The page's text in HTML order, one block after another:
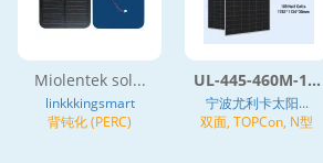
Miolentek sol...
linkkkingsmart
背钝化 (PERC)
UL-445-460M-1...
宁波尤利卡太阳...
双面, TOPCon, N型